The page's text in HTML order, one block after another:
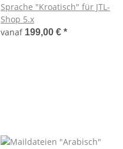
Sprache "Kroatisch" für JTL-
Shop 5.x
vanaf 199,00 € *